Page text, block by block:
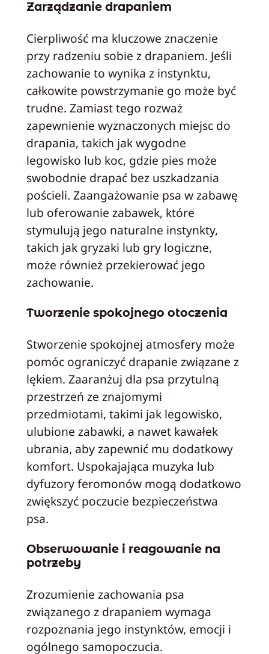
Zarządzanie drapaniem
Cierpliwość ma kluczowe znaczenie
przy radzeniu sobie z drapaniem. Jeśli
zachowanie to wynika z instynktu,
całkowite powstrzymanie go może być
trudne. Zamiast tego rozważ
zapewnienie wyznaczonych miejsc do
drapania, takich jak wygodne
legowisko lub koc, gdzie pies może
swobodnie drapać bez uszkadzania
pościeli. Zaangażowanie psa w zabawę
lub oferowanie zabawek, które
stymulują jego naturalne instynkty,
takich jak gryzaki lub gry logiczne,
może również przekierować jego
zachowanie.
Tworzenie spokojnego otoczenia
Stworzenie spokojnej atmosfery może
pomóc ograniczyć drapanie związane z
lękiem. Zaaranżuj dla psa przytulną
przestrzeń ze znajomymi
przedmiotami, takimi jak legowisko,
ulubione zabawki, a nawet kawałek
ubrania, aby zapewnić mu dodatkowy
komfort. Uspokajająca muzyka lub
dyfuzory feromonów mogą dodatkowo
zwiększyć poczucie bezpieczeństwa
psa.
Obserwowanie i reagowanie na
potrzeby
Zrozumienie zachowania psa
związanego z drapaniem wymaga
rozpoznania jego instynktów, emocji i
ogólnego samopoczucia.